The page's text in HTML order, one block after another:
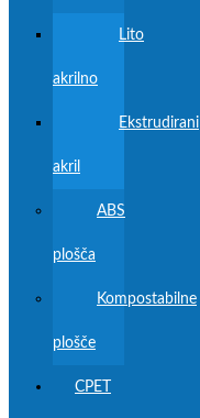
Lito
akrilno
Ekstrudirani
akril
ABS
plošča
Kompostabilne
plošče
CPET